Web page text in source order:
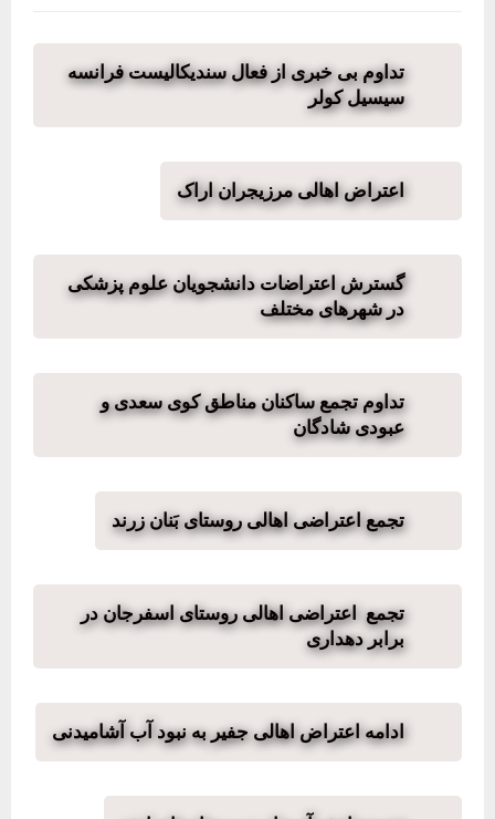
تداوم بی خبری از فعال سندیکالیست فرانسه
سیسیل کولر
اعتراض اهالی مرزیجران اراک
گسترش اعتراضات دانشجویان علوم پزشکی
در شهرهای مختلف
تداوم تجمع ساکنان مناطق کوی سعدی و
عبودی شادگان
تجمع اعتراضی اهالی روستای بَنان زرند
تجمع اعتراضی اهالی روستای اسفرجان در
برابر دهداری
ادامه اعتراض اهالی جفیر به نبود آب آشامیدنی